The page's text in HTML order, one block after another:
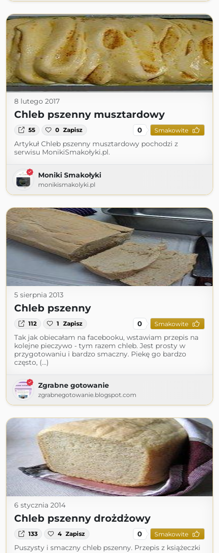
8 lutego 2017
Chleb pszenny musztardowy
55 0 Zapisz 0 Smakowite
Artykuł Chleb pszenny musztardowy pochodzi z
serwisu MonikiSmakołyki.pl.
Moniki Smakołyki
monikismakolyki.pl
5 sierpnia 2013
Chleb pszenny
112 1 Zapisz 0 Smakowite
Tak jak obiecałam na facebooku, wstawiam przepis na
kolejne pieczywo - tym razem chleb. Jest prosty w
przygotowaniu i bardzo smaczny. Piekę go bardzo
często, (...)
Zgrabne gotowanie
zgrabnegotowanie.blogspot.com
6 stycznia 2014
Chleb pszenny drożdżowy
133 4 Zapisz 0 Smakowite
Puszysty i smaczny chleb pszenny. Przepis z książeczki